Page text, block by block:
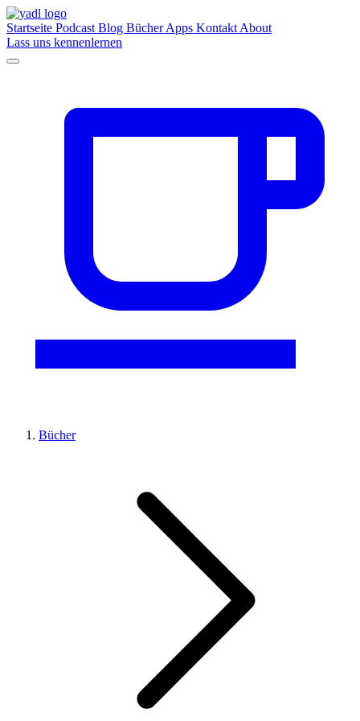
Startseite Podcast Blog BücherApps Kontakt About
Lass uns kennenlernen
Bücher